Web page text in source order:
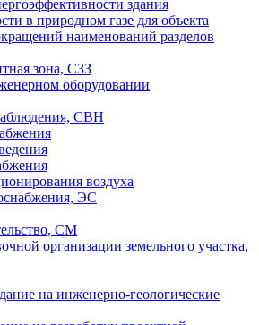
здания
в природном газе для объекта
наименований разделов
зона, СЗЗ
оборудовании
СВН
воздуха
ЭС
СМ
организации земельного участка,
на инженерно-геологические